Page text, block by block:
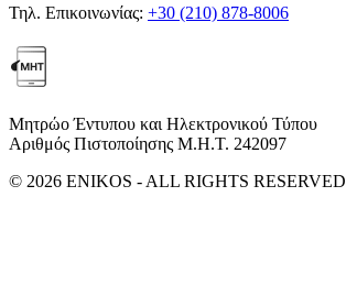
Τηλ. Επικοινωνίας: +30 (210) 878-8006
Μητρώο Έντυπου και Ηλεκτρονικού Τύπου
Αριθμός Πιστοποίησης Μ.Η.Τ. 242097
© 2026 ENIKOS - ALL RIGHTS RESERVED